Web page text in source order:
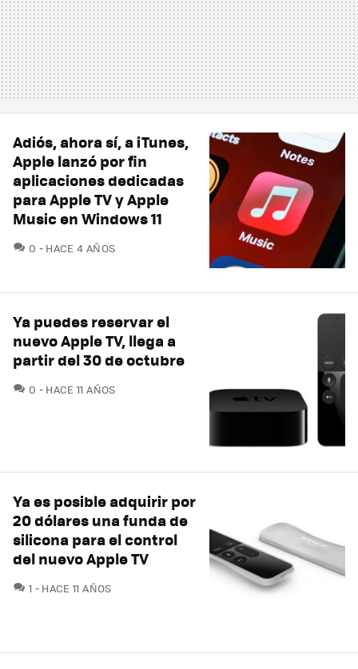
Adiós, ahora sí, a iTunes,
Apple lanzó por fin
aplicaciones dedicadas
para Apple TV y Apple
Music en Windows 11
0 COMENTARIOS
HACE 4 AÑOS
Ya puedes reservar el
nuevo Apple TV, llega a
partir del 30 de octubre
0 COMENTARIOS
HACE 11 AÑOS
Ya es posible adquirir por
20 dólares una funda de
silicona para el control
del nuevo Apple TV
1 COMENTARIOS
HACE 11 AÑOS